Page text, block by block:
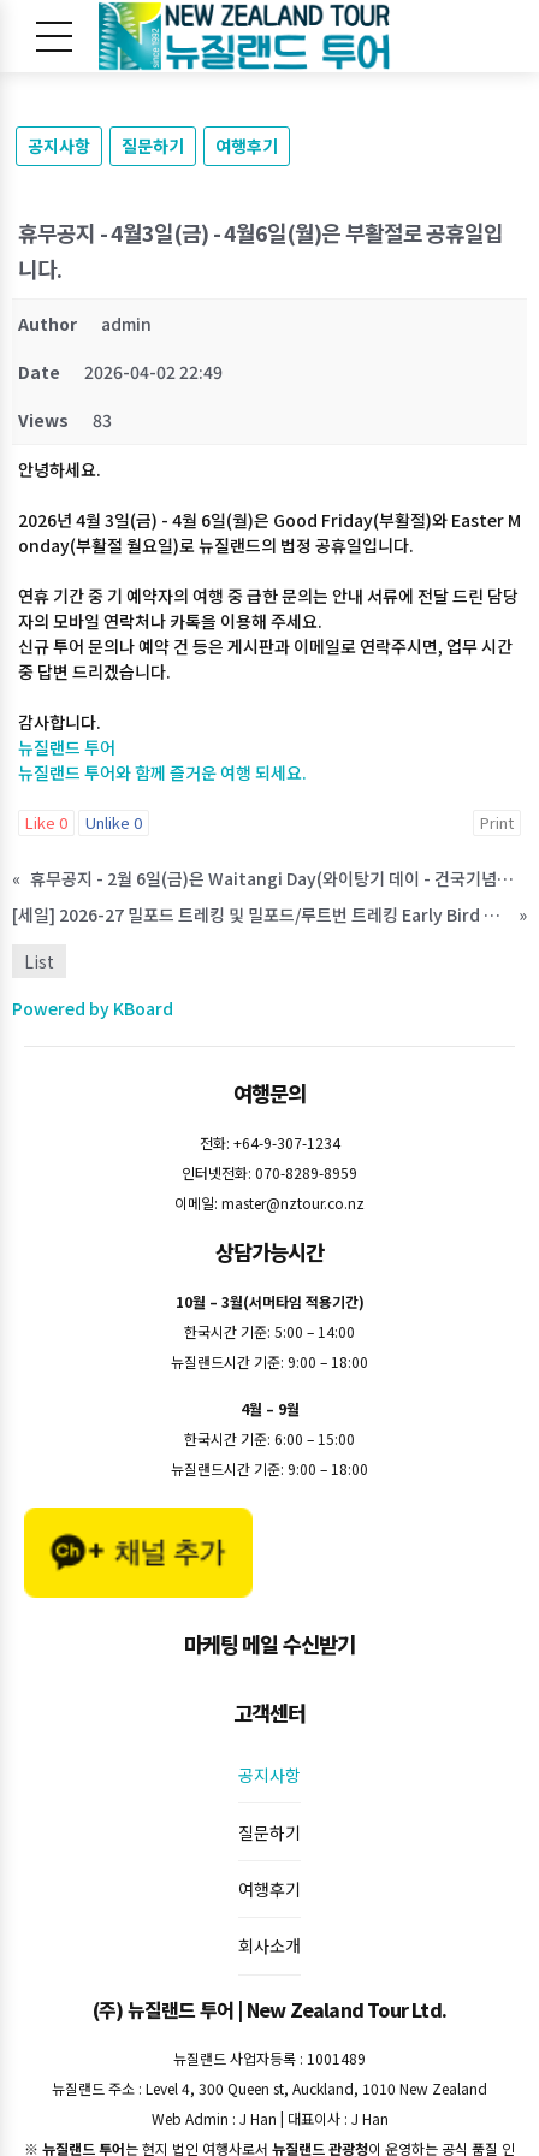
공지사항 질문하기 여행후기
휴무공지 - 4월3일(금) - 4월6일(월)은 부활절로 공휴일입
니다.
Author
admin
Date
2026-04-02 22:49
Views
83
안녕하세요.
2026년 4월 3일(금) - 4월 6일(월)은 Good Friday(부활절)와 Easter M
onday(부활절 월요일)로 뉴질랜드의 법정 공휴일입니다.
연휴 기간 중 기 예약자의 여행 중 급한 문의는 안내 서류에 전달 드린 담당
자의 모바일 연락처나 카톡을 이용해 주세요.
신규 투어 문의나 예약 건 등은 게시판과 이메일로 연락주시면, 업무 시간
중 답변 드리겠습니다.
감사합니다.
뉴질랜드 투어
뉴질랜드 투어와 함께 즐거운 여행 되세요.
Like 0 Unlike 0 Print
«
휴무공지 - 2월 6일(금)은 Waitangi Day(와이탕기 데이 - 건국기념일)로 법정 공휴일입니다.
[세일] 2026-27 밀포드 트레킹 및 밀포드/루트번 트레킹 Early Bird 세일
»
List
Powered by KBoard
여행문의
전화: +64-9-307-1234
인터넷전화: 070-8289-8959
이메일: master@nztour.co.nz
상담가능시간
10월 – 3월(서머타임 적용기간)
한국시간 기준: 5:00 – 14:00
뉴질랜드시간 기준: 9:00 – 18:00
4월 – 9월
한국시간 기준: 6:00 – 15:00
뉴질랜드시간 기준: 9:00 – 18:00
마케팅 메일 수신받기
고객센터
공지사항
질문하기
여행후기
회사소개
(주) 뉴질랜드 투어 | New Zealand Tour Ltd.
뉴질랜드 사업자등록 : 1001489
뉴질랜드 주소 : Level 4, 300 Queen st, Auckland, 1010 New Zealand
Web Admin : J Han | 대표이사 : J Han
※ 뉴질랜드 투어는 현지 법인 여행사로서 뉴질랜드 관광청이 운영하는 공식 품질 인